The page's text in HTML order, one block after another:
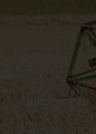
Dokumenty
Regulamin
Sklep internetowy